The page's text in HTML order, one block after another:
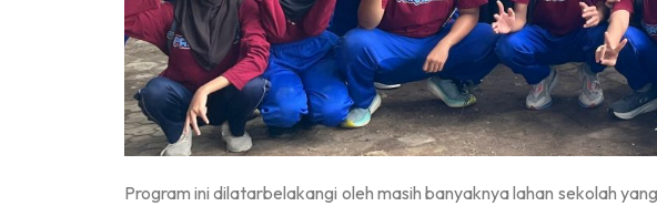
Program ini dilatarbelakangi oleh masih banyaknya lahan sekolah